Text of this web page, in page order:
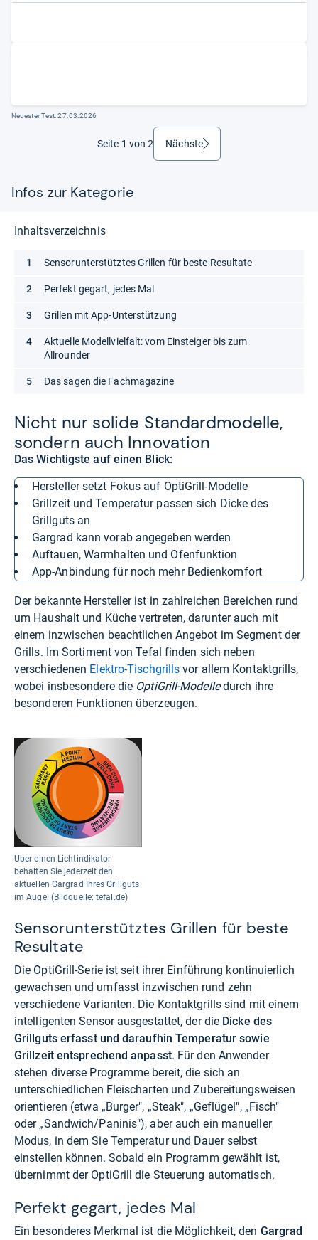
Neuester Test:27.03.2026
Seite 1 von 2 Nächsteweiter
Infos zur Kategorie
Nicht nur solide Stan­dard­mo­delle,
son­dern auch Inno­va­tion
Das Wichtigste auf einen Blick:
Hersteller setzt Fokus auf OptiGrill-Modelle
Grillzeit und Temperatur passen sich Dicke des
Grillguts an
Gargrad kann vorab angegeben werden
Auftauen, Warmhalten und Ofenfunktion
App-Anbindung für noch mehr Bedienkomfort
Der bekannte Hersteller ist in zahlreichen Bereichen rund
um Haushalt und Küche vertreten, darunter auch mit
einem inzwischen beachtlichen Angebot im Segment der
Grills. Im Sortiment von Tefal finden sich neben
verschiedenen Elektro-Tischgrills vor allem Kontaktgrills,
wobei insbesondere die OptiGrill-Modelledurch ihre
besonderen Funktionen überzeugen.
Über einen Lichtindikator
behalten Sie jederzeit den
aktuellen Gargrad Ihres Grillguts
im Auge. (Bildquelle: tefal.de)
Sensorunterstütztes Grillen für beste
Resultate
Die OptiGrill-Serie ist seit ihrer Einführung kontinuierlich
gewachsen und umfasst inzwischen rund zehn
verschiedene Varianten. Die Kontaktgrills sind mit einem
intelligenten Sensor ausgestattet, der die Dicke des
Grillguts erfasst und daraufhin Temperatur sowie
Grillzeit entsprechend anpasst. Für den Anwender
stehen diverse Programme bereit, die sich an
unterschiedlichen Fleischarten und Zubereitungsweisen
orientieren (etwa „Burger", „Steak", „Geflügel", „Fisch"
oder „Sandwich/Paninis"), aber auch ein manueller
Modus, in dem Sie Temperatur und Dauer selbst
einstellen können. Sobald ein Programm gewählt ist,
übernimmt der OptiGrill die Steuerung automatisch.
Perfekt gegart, jedes Mal
Ein besonderes Merkmal ist die Möglichkeit, den Gargrad
Inhaltsverzeichnis
Sensorunterstütztes Grillen für beste Resultate
Perfekt gegart, jedes Mal
Grillen mit App-Unterstützung
Aktuelle Modellvielfalt: vom Einsteiger bis zum
Allrounder
Das sagen die Fachmagazine